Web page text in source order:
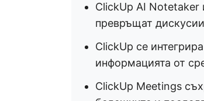
ClickUp AI Notetaker
превръщат
ClickUp се
информацията от
ClickUp Meetings